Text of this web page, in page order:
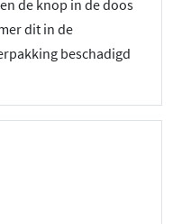
de knop in de doos
dit in de
beschadigd